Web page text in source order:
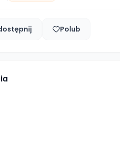
Polub